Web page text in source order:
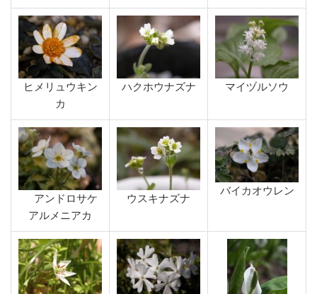
ヒメリュウキン
カ
ハクホウナズナ マイヅルソウ
アンドロサケ
アルメニアカ
ウスキナズナ
バイカオウレン